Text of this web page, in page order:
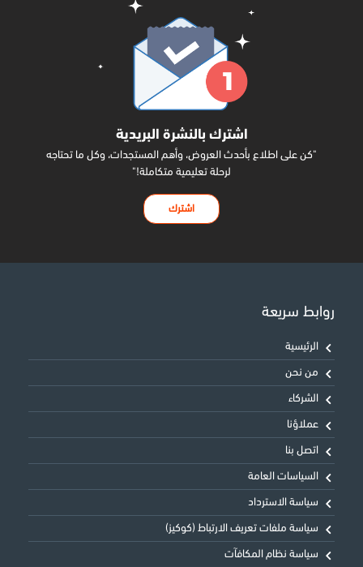
اشترك بالنشرة البريدية
"كن على اطلاع بأحدث العروض، وأهم المستجدات، وكل ما تحتاجه
لرحلة تعليمية متكاملة!"
اشترك
روابط سريعة
الرئيسية
من نحن
الشركاء
عملاؤنا
اتصل بنا
السياسات العامة
سياسة الاسترداد
سياسة ملفات تعريف الارتباط (كوكيز)
سياسة نظام المكافآت